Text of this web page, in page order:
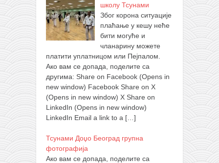
школу Тсунами
Због корона ситуације
плаћање у кешу неће
бити могуће и
чланарину можете
платити уплатницом или Пејпалом.
Ако вам се допада, поделите са
другима: Share on Facebook (Opens in
new window) Facebook Share on X
(Opens in new window) X Share on
LinkedIn (Opens in new window)
LinkedIn Email a link to a […]
Тсунами Доџо Београд групна
фотографија
Ако вам се допада, поделите са